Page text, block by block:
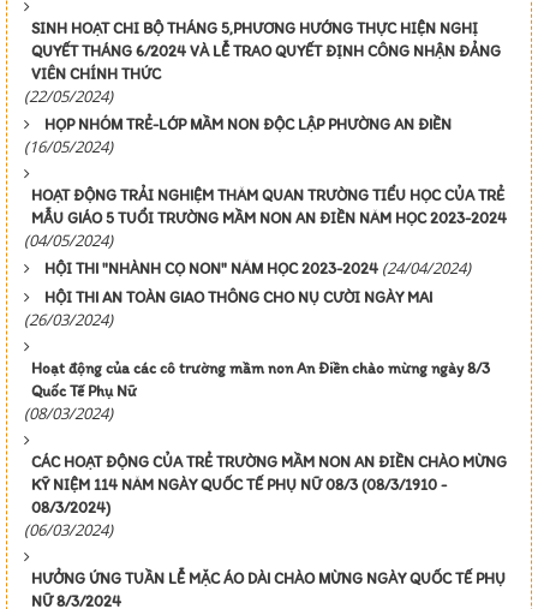
SINH HOẠT CHI BỘ THÁNG 5,PHƯƠNG HƯỚNG THỰC HIỆN NGHỊ
QUYẾT THÁNG 6/2024 VÀ LỄ TRAO QUYẾT ĐỊNH CÔNG NHẬN ĐẢNG
VIÊN CHÍNH THỨC
(22/05/2024)
HỌP NHÓM TRẺ-LỚP MẦM NON ĐỘC LẬP PHƯỜNG AN ĐIỀN
(16/05/2024)
HOẠT ĐỘNG TRẢI NGHIỆM THĂM QUAN TRƯỜNG TIỂU HỌC CỦA TRẺ
MẪU GIÁO 5 TUỔI TRƯỜNG MẦM NON AN ĐIỀN NĂM HỌC 2023-2024
(04/05/2024)
HỘI THI "NHÀNH CỌ NON" NĂM HỌC 2023-2024 (24/04/2024)
HỘI THI AN TOÀN GIAO THÔNG CHO NỤ CƯỜI NGÀY MAI
(26/03/2024)
Hoạt động của các cô trường mầm non An Điền chào mừng ngày 8/3
Quốc Tế Phụ Nữ
(08/03/2024)
CÁC HOẠT ĐỘNG CỦA TRẺ TRƯỜNG MẦM NON AN ĐIỀN CHÀO MỪNG
KỸ NIỆM 114 NĂM NGÀY QUỐC TẾ PHỤ NỮ 08/3 (08/3/1910 -
08/3/2024)
(06/03/2024)
HƯỞNG ỨNG TUẦN LỄ MẶC ÁO DÀI CHÀO MỪNG NGÀY QUỐC TẾ PHỤ
NỮ 8/3/2024